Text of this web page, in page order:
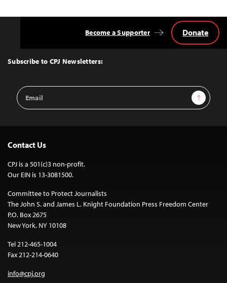
Top
Subscribe to CPJ Newsletters:
Email
Address
Sign Up
Become a Supporter Donate
Contact Us
CPJ is a 501(c)3 non-profit.
Our EIN is 13-3081500.
Committee to Protect Journalists
The John S. and James L. Knight Foundation Press Freedom Center
P.O. Box 2675
New York, NY 10108
Tel 212-465-1004
Fax 212-214-0640
info@cpj.org